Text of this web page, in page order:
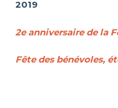
2019
2e anniversaire de la
Fête des bénévoles,